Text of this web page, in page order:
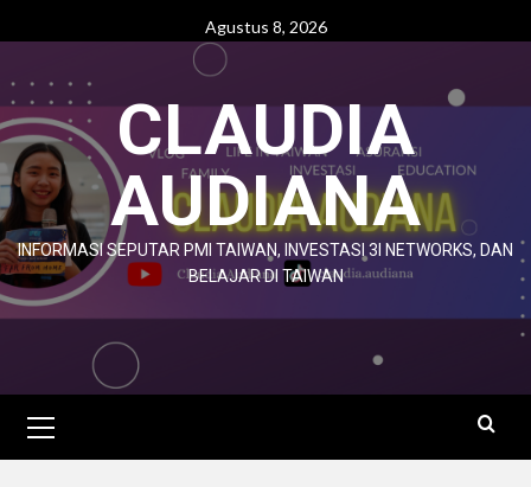
Agustus 8, 2026
CLAUDIA
AUDIANA
INFORMASI SEPUTAR PMI TAIWAN, INVESTASI 3I NETWORKS, DAN
BELAJAR DI TAIWAN